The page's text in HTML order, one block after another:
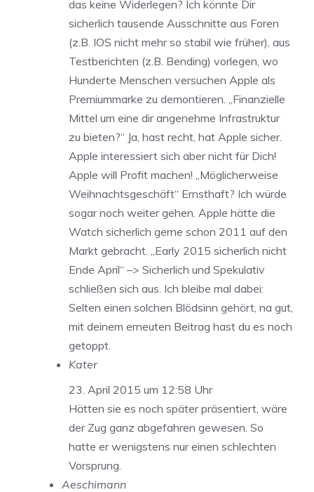
das keine Widerlegen? Ich könnte Dir
sicherlich tausende Ausschnitte aus Foren
(z.B. IOS nicht mehr so stabil wie früher), aus
Testberichten (z.B. Bending) vorlegen, wo
Hunderte Menschen versuchen Apple als
Premiummarke zu demontieren. „Finanzielle
Mittel um eine dir angenehme Infrastruktur
zu bieten?“ Ja, hast recht, hat Apple sicher.
Apple interessiert sich aber nicht für Dich!
Apple will Profit machen! „Möglicherweise
Weihnachtsgeschäft“ Ernsthaft? Ich würde
sogar noch weiter gehen. Apple hätte die
Watch sicherlich gerne schon 2011 auf den
Markt gebracht. „Early 2015 sicherlich nicht
Ende April“ –> Sicherlich und Spekulativ
schließen sich aus. Ich bleibe mal dabei:
Selten einen solchen Blödsinn gehört, na gut,
mit deinem erneuten Beitrag hast du es noch
getoppt.
Kater
23. April 2015 um 12:58 Uhr
Hätten sie es noch später präsentiert, wäre
der Zug ganz abgefahren gewesen. So
hatte er wenigstens nur einen schlechten
Vorsprung.
Aeschimann